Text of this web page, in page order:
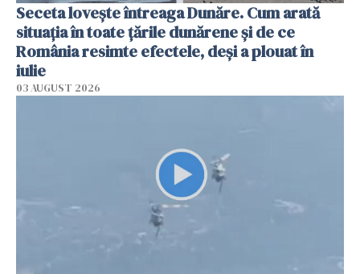
Seceta lovește întreaga Dunăre. Cum arată
situația în toate țările dunărene și de ce
România resimte efectele, deși a plouat în
iulie
03 AUGUST 2026